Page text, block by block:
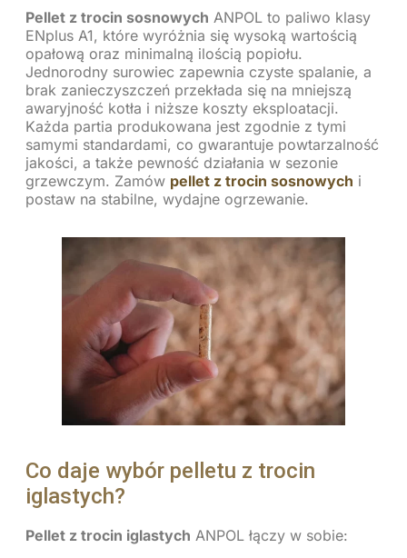
Pellet z trocin sosnowych ANPOL to paliwo klasy
ENplus A1, które wyróżnia się wysoką wartością
opałową oraz minimalną ilością popiołu.
Jednorodny surowiec zapewnia czyste spalanie, a
brak zanieczyszczeń przekłada się na mniejszą
awaryjność kotła i niższe koszty eksploatacji.
Każda partia produkowana jest zgodnie z tymi
samymi standardami, co gwarantuje powtarzalność
jakości, a także pewność działania w sezonie
grzewczym. Zamów pellet z trocin sosnowych i
postaw na stabilne, wydajne ogrzewanie.
Co daje wybór pelletu z trocin
iglastych?
Pellet z trocin iglastych ANPOL łączy w sobie: